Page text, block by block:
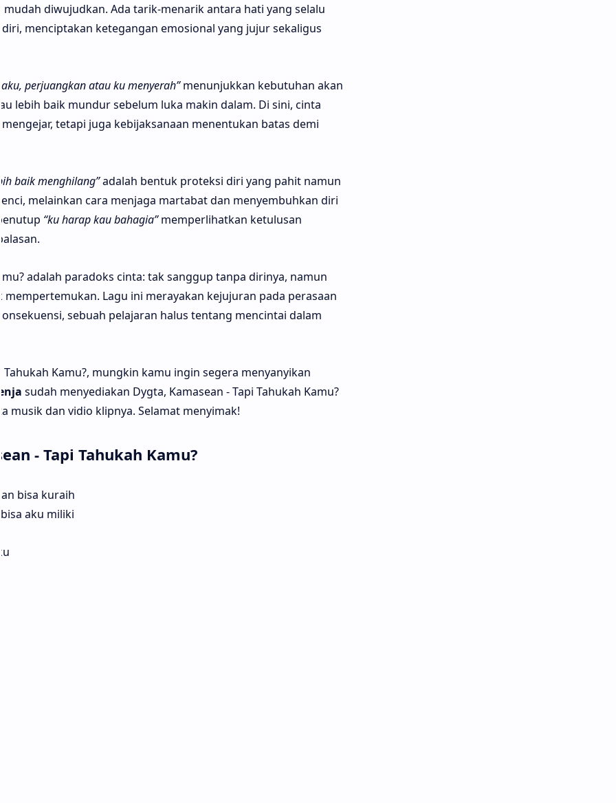
mudah diwujudkan. Ada tarik-menarik antara hati yang selalu
menciptakan ketegangan emosional yang jujur sekaligus
aku, perjuangkan atau ku menyerah”menunjukkan kebutuhan akan
lebih baik mundur sebelum luka makin dalam. Di sini, cinta
tetapi juga kebijaksanaan menentukan batas demi
baik menghilang”adalah bentuk proteksi diri yang pahit namun
melainkan cara menjaga martabat dan menyembuhkan diri
“ku harap kau bahagia”memperlihatkan ketulusan
adalah paradoks cinta: tak sanggup tanpa dirinya, namun
mempertemukan. Lagu ini merayakan kejujuran pada perasaan
sebuah pelajaran halus tentang mencintai dalam
Tahukah Kamu?, mungkin kamu ingin segera menyanyikan
sudah menyediakan Dygta, Kamasean - Tapi Tahukah Kamu?
musik dan vidio klipnya. Selamat menyimak!
- Tapi Tahukah Kamu?
bisa kuraih
aku miliki